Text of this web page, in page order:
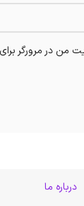
من در مرورگر برای
درباره ما